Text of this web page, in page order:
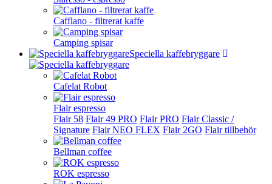
Cafflano - filtrerat kaffe
Camping spisar
Speciella kaffebryggare
Cafelat Robot
Flair espresso
Flair 58 Flair 49 PRO Flair PRO Flair Classic /
Signature Flair NEO FLEX Flair 2GO Flair tillbehör
Bellman coffee
ROK espresso